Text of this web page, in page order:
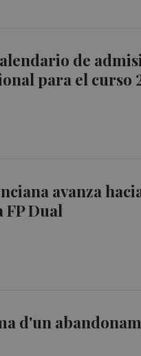
de
para el curso
avanza
Dual
d'un